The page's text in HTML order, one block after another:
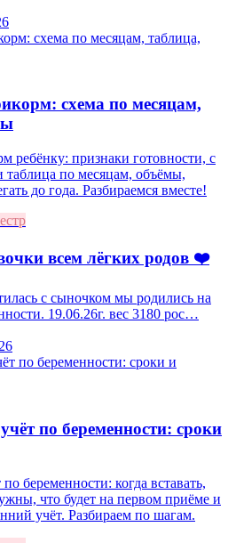
схема по месяцам,
ребёнку: признаки готовности, с
таблица по месяцам, объёмы,
до года. Разбираемся вместе!
всем лёгких родов ❤️
с сыночком мы родились на
19.06.26г. вес 3180 рос…
по беременности: сроки
беременности: когда вставать,
что будет на первом приёме и
учёт. Разбираем по шагам.